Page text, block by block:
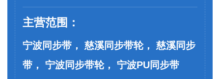
主营范围：
宁波同步带， 慈溪同步带轮， 慈溪同步
带， 宁波同步带轮， 宁波PU同步带